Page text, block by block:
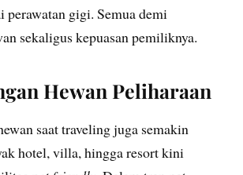
perawatan gigi. Semua demi
sekaligus kepuasan pemiliknya.
Hewan Peliharaan
saat traveling juga semakin
hotel, villa, hingga resort kini